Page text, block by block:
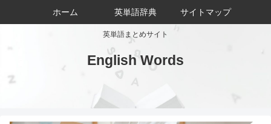
英単語まとめサイト
English Words
ホーム 英単語辞典 サイトマップ